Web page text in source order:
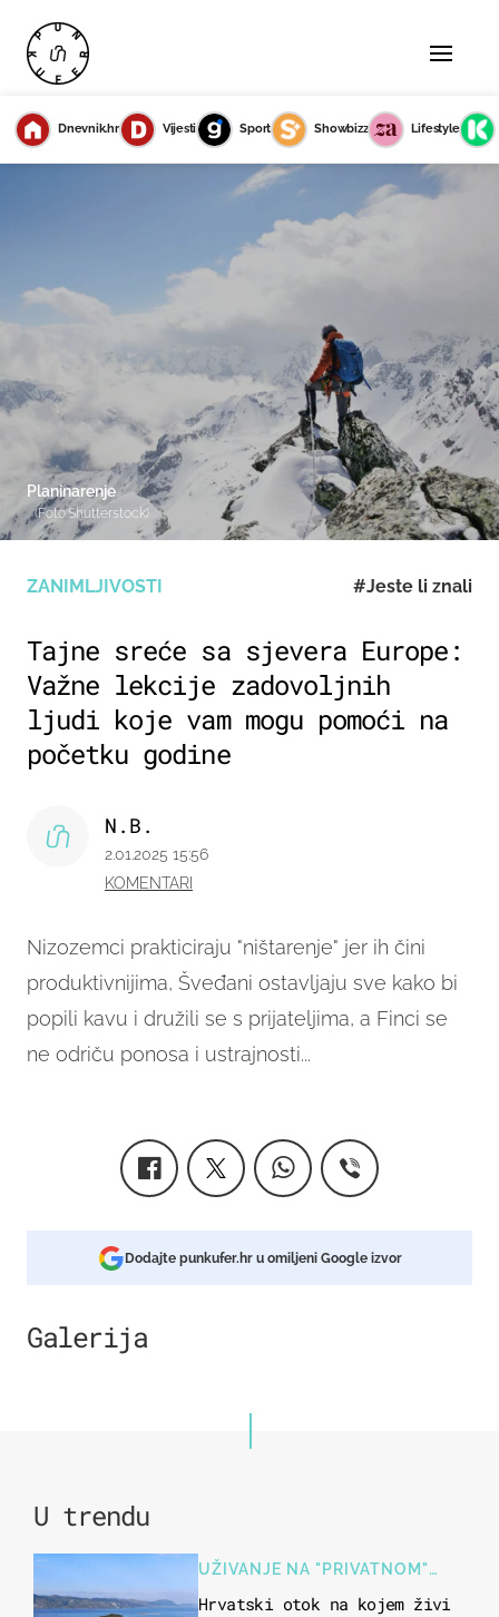
Dnevnik.hr Vijesti Sport Showbizz Lifestyle
ZANIMLJIVOSTI #Jeste li znali
Tajne sreće sa sjevera Europe:
Važne lekcije zadovoljnih
ljudi koje vam mogu pomoći na
početku godine
Nizozemci prakticiraju "ništarenje" jer ih čini
produktivnijima, Šveđani ostavljaju sve kako bi
popili kavu i družili se s prijateljima, a Finci se
ne odriču ponosa i ustrajnosti...
N.B.
2.01.2025 15:56
KOMENTARI
Planinarenje
(Foto:Shutterstock)
Dodajte punkufer.hr u omiljeni Google izvor
Galerija
U trendu
UŽIVANJE NA "PRIVATNOM"
OTOKU
Hrvatski otok na kojem živi